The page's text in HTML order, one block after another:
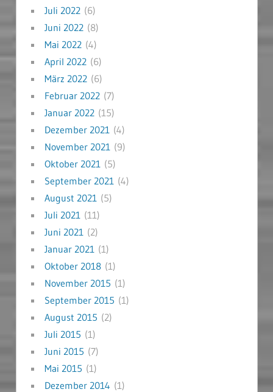
Juli 2022(6)
Juni 2022(8)
Mai 2022(4)
April 2022(6)
März 2022(6)
Februar 2022(7)
Januar 2022(15)
Dezember 2021 (4)
November 2021 (9)
Oktober 2021 (5)
September 2021 (4)
August 2021 (5)
Juli 2021 (11)
Juni 2021 (2)
Januar 2021 (1)
Oktober 2018(1)
November 2015 (1)
September 2015 (1)
August 2015 (2)
Juli 2015 (1)
Juni 2015 (7)
Mai 2015 (1)
Dezember 2014 (1)